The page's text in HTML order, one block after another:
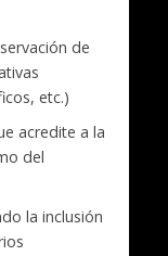
de
etc.)
acredite a la
del
la inclusión